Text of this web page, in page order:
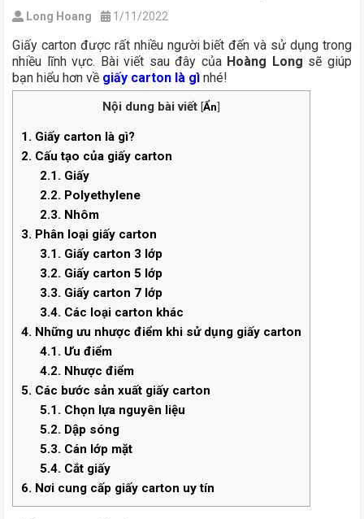
Long Hoang 1/11/2022
Giấy carton được rất nhiều người biết đến và sử dụng trong
nhiều lĩnh vực. Bài viết sau đây của Hoàng Long sẽ giúp
bạn hiểu hơn về giấy carton là gì nhé!
Nội dung bài viết [Ẩn]
1. Giấy carton là gì?
2. Cấu tạo của giấy carton
2.1. Giấy
2.2. Polyethylene
2.3. Nhôm
3. Phân loại giấy carton
3.1. Giấy carton 3 lớp
3.2. Giấy carton 5 lớp
3.3. Giấy carton 7 lớp
3.4. Các loại carton khác
4. Những ưu nhược điểm khi sử dụng giấy carton
4.1. Ưu điểm
4.2. Nhược điểm
5. Các bước sản xuất giấy carton
5.1. Chọn lựa nguyên liệu
5.2. Dập sóng
5.3. Cán lớp mặt
5.4. Cắt giấy
6. Nơi cung cấp giấy carton uy tín